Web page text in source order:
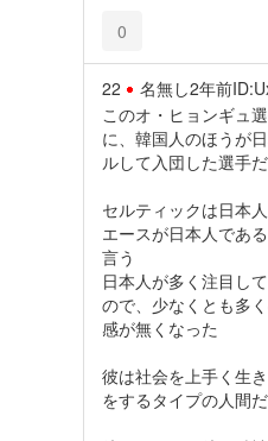
0
22 名無し2年前
このオ・ヒョンギュ
に、韓国人のほうが
ルして入団した選手
セルティックは日本
エースが日本人であ
言う
日本人が多く注目し
ので、少なくとも多
感が無くなった
彼は社会を上手く生
をするタイプの人間